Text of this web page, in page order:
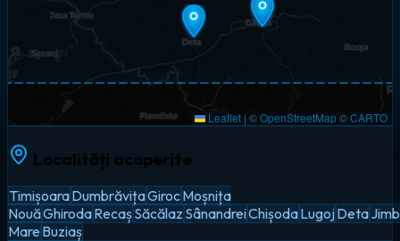
Leaflet | ©OpenStreetMap©CARTO
Localități acoperite
TimișoaraDumbrăvițaGirocMoșnița
NouăGhirodaRecașSăcălaz SânandreiChișodaLugojDeta
Mare Buziaș